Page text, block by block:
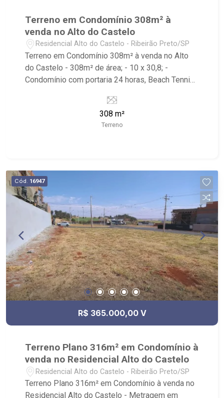
Terreno em Condomínio 308m² à
venda no Alto do Castelo
Residencial Alto do Castelo - Ribeirão Preto/SP
Terreno em Condomínio 308m² à venda no Alto
do Castelo - 308m² de área; - 10 x 30,8; -
Condomínio com portaria 24 horas, Beach Tennis,
Fácil acesso pela Anhanguera ou pelo bairro
308 m²
Terreno
Cód. 16947
R$ 365.000,00 V
Terreno Plano 316m² em Condomínio à
venda no Residencial Alto do Castelo
Residencial Alto do Castelo - Ribeirão Preto/SP
Terreno Plano 316m² em Condomínio à venda no
Residencial Alto do Castelo - Metragem em